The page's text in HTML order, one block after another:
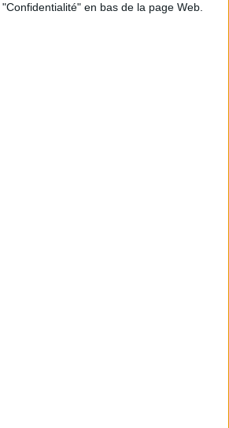
en bas de la page Web.
FOR A SPA AND GASTRONOMY WEEKEND